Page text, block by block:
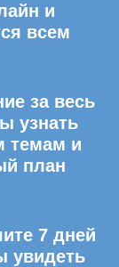
и
всем
за весь
узнать
темам и
план
7 дней
увидеть